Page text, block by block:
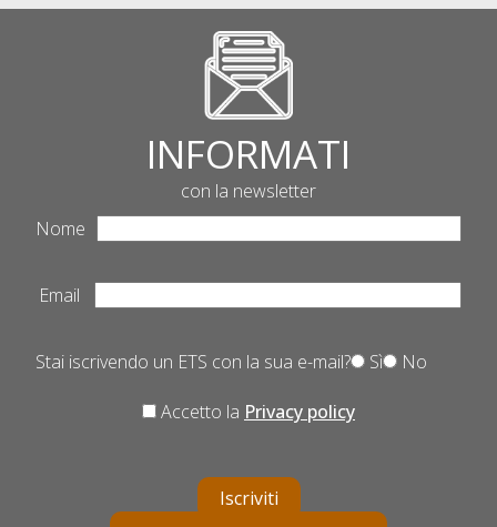
INFORMATI
con la newsletter
Nome
Email
Stai iscrivendo un ETS con la sua e-mail? Sì No
Accetto la Privacy policy
Iscriviti